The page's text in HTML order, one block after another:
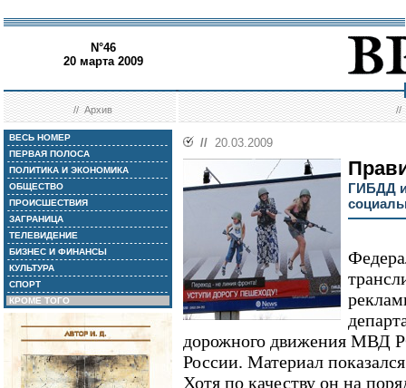
N°46
20 марта 2009
//Архив //
ВЕСЬ НОМЕР
ПЕРВАЯ ПОЛОСА
ПОЛИТИКА И ЭКОНОМИКА
ОБЩЕСТВО
ПРОИСШЕСТВИЯ
ЗАГРАНИЦА
ТЕЛЕВИДЕНИЕ
БИЗНЕС И ФИНАНСЫ
КУЛЬТУРА
СПОРТ
КРОМЕ ТОГО
// 20.03.2009
ГИБДД
дорожного движения МВД
России. Материал
Хотя по качеству он на